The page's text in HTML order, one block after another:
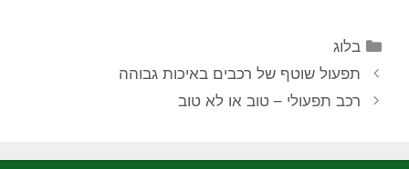
בלוג
תפעול שוטף של רכבים באיכות גבוהה
רכב תפעולי – טוב או לא טוב